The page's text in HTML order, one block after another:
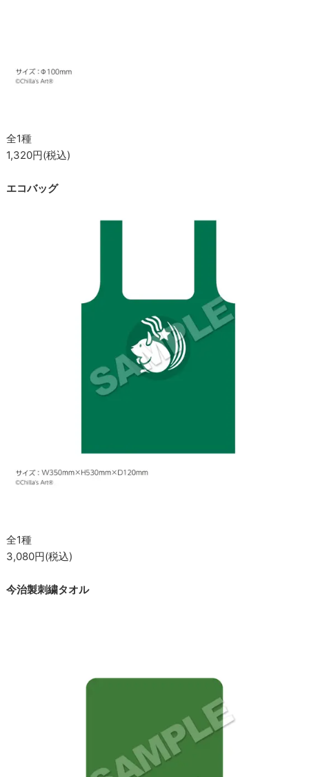
全1種
1,320円(税込)
エコバッグ
全1種
3,080円(税込)
今治製刺繍タオル